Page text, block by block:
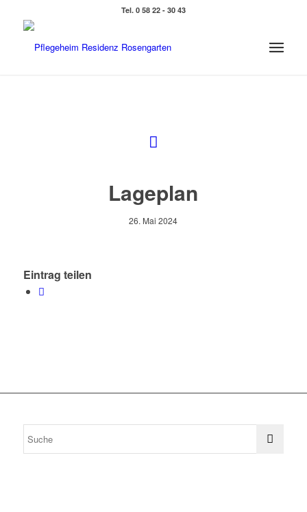
Tel. 0 58 22 - 30 43
Lageplan
26. Mai 2024
Eintrag teilen